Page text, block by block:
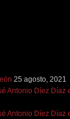
25 agosto, 2021
Antonio Díez Díaz
Antonio Díez Díaz